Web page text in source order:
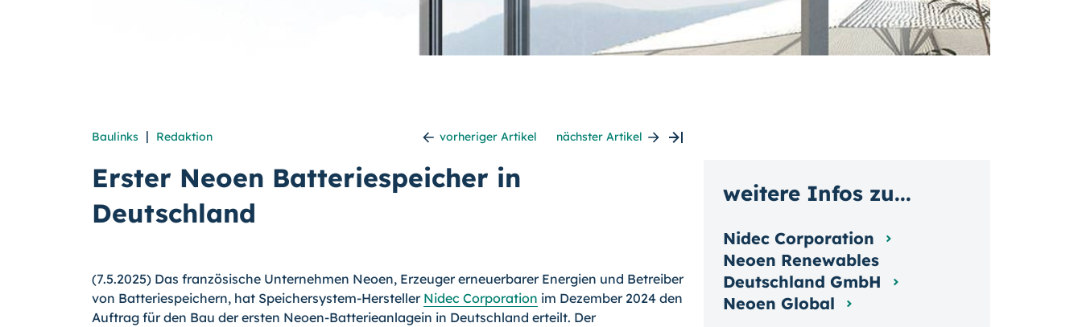
Baulinks | Redaktion vorheriger Artikel nächster Artikel
Erster Neoen Batteriespeicher in
Deutschland
(7.5.2025) Das französische Unternehmen Neoen, Erzeuger erneuerbarer Energien und Betreiber
von Batteriespeichern, hat Speichersystem-Hersteller Nidec Corporation im Dezember 2024 den
Auftrag für den Bau der ersten Neoen-Batterieanlagein in Deutschland erteilt. Der
weitere Infos zu...
Nidec Corporation
Neoen Renewables
Deutschland GmbH
Neoen Global